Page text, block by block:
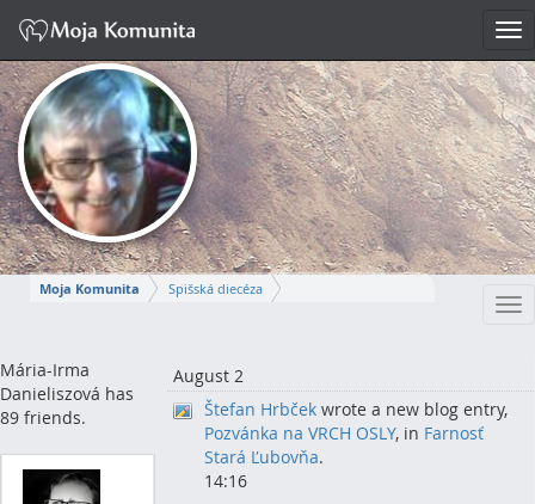
Moja Komunita
Spišská diecéza
MÁRIA-IRMA
Napísať správu
Mária-Irma
Danieliszová has
89 friends.
August 2
Štefan Hrbček wrote a new blog entry,
Pozvánka na VRCH OSLY, in Farnosť
Stará Ľubovňa.
14:16